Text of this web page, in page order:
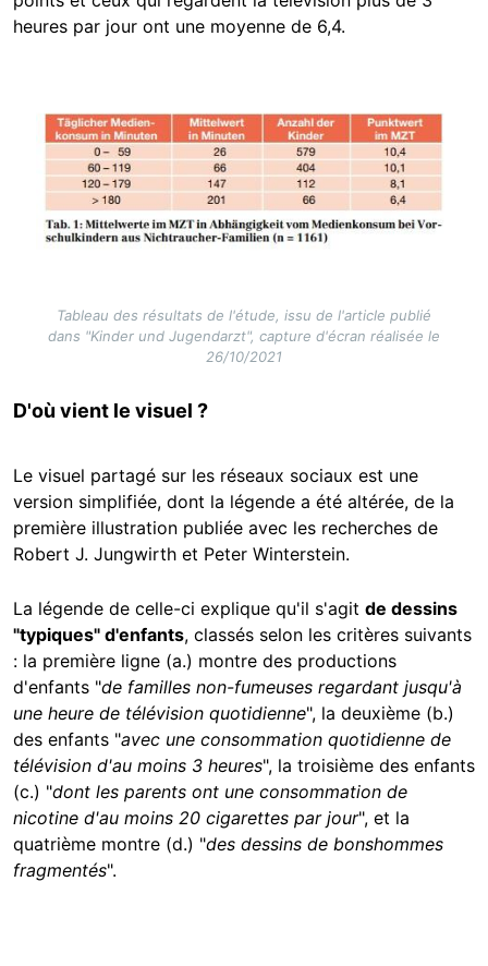
heures par jour ont une moyenne de 6,4.
Image
Tableau des résultats de l'étude, issu de l'article publié
dans "Kinder und Jugendarzt", capture d'écran réalisée le
26/10/2021
D'où vient le visuel ?
Le visuel partagé sur les réseaux sociaux est une
version simplifiée, dont la légende a été altérée, de la
première illustration publiée avec les recherches de
Robert J. Jungwirth et Peter Winterstein.
La légende de celle-ci explique qu'il s'agit de dessins
"typiques" d'enfants, classés selon les critères suivants
: la première ligne (a.) montre des productions
d'enfants "de familles non-fumeuses regardant jusqu'à
une heure de télévision quotidienne", la deuxième (b.)
des enfants "avec une consommation quotidienne de
télévision d'au moins 3 heures", la troisième des enfants
(c.) "dont les parents ont une consommation de
nicotine d'au moins 20 cigarettes par jour", et la
quatrième montre (d.) "des dessins de bonshommes
fragmentés".